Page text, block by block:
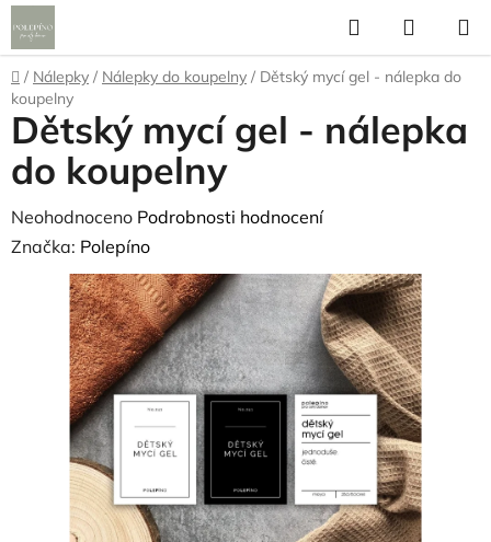
Přejít
na
obsah
Hledat
KOŠÍK
Domů
/ Nálepky / Nálepky do koupelny / Dětský mycí gel - nálepka do
koupelny
Dětský mycí gel - nálepka
do koupelny
Průměrné
hodnocení
produktu
hvězdiček.
Neohodnoceno Podrobnosti hodnocení
Značka: Polepíno